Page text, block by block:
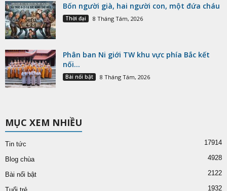
Bốn người già, hai người con, một đứa cháu
Thời đại 8 Tháng Tám, 2026
Phân ban Ni giới TW khu vực phía Bắc kết
nối...
Bài nổi bật 8 Tháng Tám, 2026
MỤC XEM NHIỀU
Tin tức 17914
Blog chùa 4928
Bài nổi bật 2122
1932